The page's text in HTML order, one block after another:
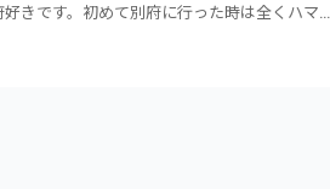
きです。初めて別府に行った時は全くハマ